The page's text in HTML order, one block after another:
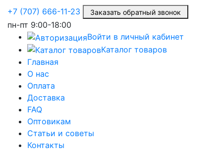
+7 (707) 666-11-23 Заказать обратный звонок
пн-пт 9:00-18:00
Войти в личный кабинет
Каталог товаров
Главная
О нас
Оплата
Доставка
FAQ
Оптовикам
Статьи и советы
Контакты